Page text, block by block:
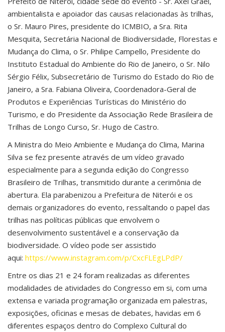
ambientalista e apoiador das causas relacionadas às trilhas,
o Sr. Mauro Pires, presidente do ICMBIO, a Sra. Rita
Mesquita, Secretária Nacional de Biodiversidade, Florestas e
Mudança do Clima, o Sr. Philipe Campello, Presidente do
Instituto Estadual do Ambiente do Rio de Janeiro, o Sr. Nilo
Sérgio Félix, Subsecretário de Turismo do Estado do Rio de
Janeiro, a Sra. Fabiana Oliveira, Coordenadora-Geral de
Produtos e Experiências Turísticas do Ministério do
Turismo, e do Presidente da Associação Rede Brasileira de
Trilhas de Longo Curso, Sr. Hugo de Castro.
A Ministra do Meio Ambiente e Mudança do Clima, Marina
Silva se fez presente através de um vídeo gravado
especialmente para a segunda edição do Congresso
Brasileiro de Trilhas, transmitido durante a cerimônia de
abertura. Ela parabenizou a Prefeitura de Niterói e os
demais organizadores do evento, ressaltando o papel das
trilhas nas políticas públicas que envolvem o
desenvolvimento sustentável e a conservação da
biodiversidade. O vídeo pode ser assistido
aqui: https://www.instagram.com/p/CxcFLEgLPdP/
Entre os dias 21 e 24 foram realizadas as diferentes
modalidades de atividades do Congresso em si, com uma
extensa e variada programação organizada em palestras,
exposições, oficinas e mesas de debates, havidas em 6
diferentes espaços dentro do Complexo Cultural do